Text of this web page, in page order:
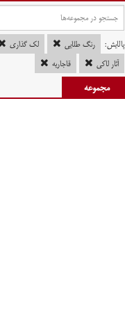
پالایش: رنگ طلایی
لک گذاری
آثار لاکی
قاجاریه
مجموعه